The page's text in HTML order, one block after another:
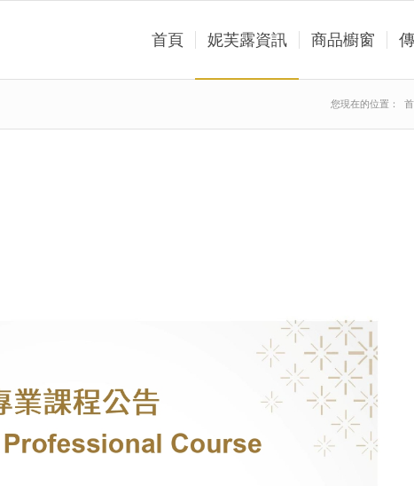
首頁 妮芙露資訊 商品櫥窗
您現在的位置：